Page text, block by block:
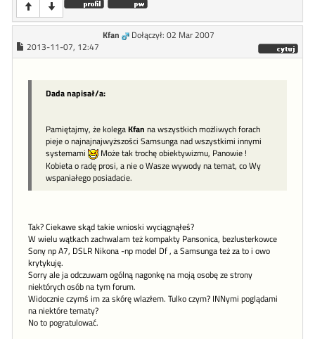
Kfan
Dołączył: 02 Mar 2007
2013-11-07, 12:47
Dada napisał/a:
Pamiętajmy, że kolegaKfan na wszystkich możliwych forach
pieje o najnajnajwyższości Samsunga nad wszystkimi innymi
systemami
Może tak trochę obiektywizmu, Panowie !
Kobieta o radę prosi, a nie o Wasze wywody na temat, co Wy
wspaniałego posiadacie.
Tak? Ciekawe skąd takie wnioski wyciągnąłeś?
W wielu wątkach zachwalam też kompakty Pansonica, bezlusterkowce
Sony np A7, DSLR Nikona -np model Df , a Samsunga też za to i owo
krytykuję.
Sorry ale ja odczuwam ogólną nagonkę na moją osobę ze strony
niektórych osób na tym forum.
Widocznie czymś im za skórę wlazłem. Tulko czym? INNymi poglądami
na niektóre tematy?
No to pogratulować.